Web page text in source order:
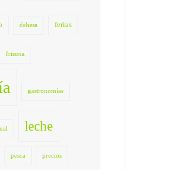
dehesa ferias
frisona
gastronomías
leche
pesca precios